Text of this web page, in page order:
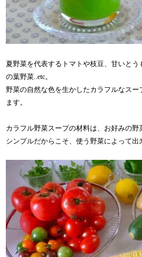
夏野菜を代表するトマトや枝豆、甘いと
の葉野菜..etc。
野菜の自然な色を生かしたカラフルなス
ます。
カラフル野菜スープの材料は、お好みの野
シンプルだからこそ、使う野菜によって出